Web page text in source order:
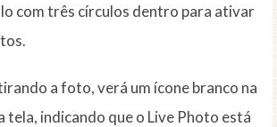
com três círculos dentro para ativar
a foto, verá um ícone branco na
tela, indicando que o Live Photo está